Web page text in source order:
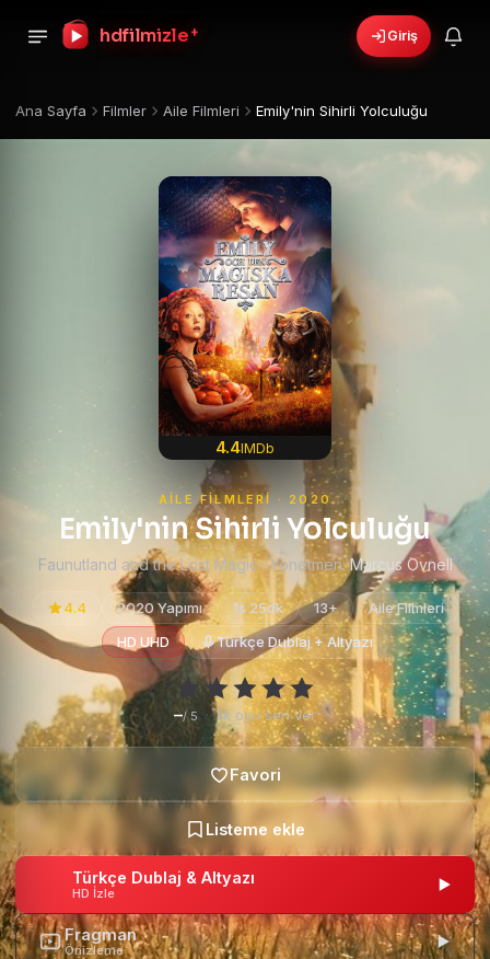
hdfilmizle + Giriş
Ana Sayfa Filmler Aile Filmleri Emily'nin Sihirli Yolculuğu
4.4IMDb
AILE FILMLERI · 2020
Emily'nin Sihirli Yolculuğu
Faunutland and the Lost Magic · Yönetmen:Marcus Ovnell
4.4 2020 Yapımı 1s 25dk 13+
Aile Filmleri
HD UHD
Türkçe Dublaj + Altyazı
–/ 5 · İlk oyu sen ver
Türkçe Dublaj & Altyazı
HD İzle
Fragman
Önizleme